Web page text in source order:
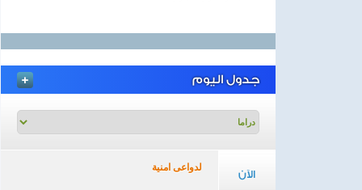
جدول اليوم
الآن
لدواعى امنية